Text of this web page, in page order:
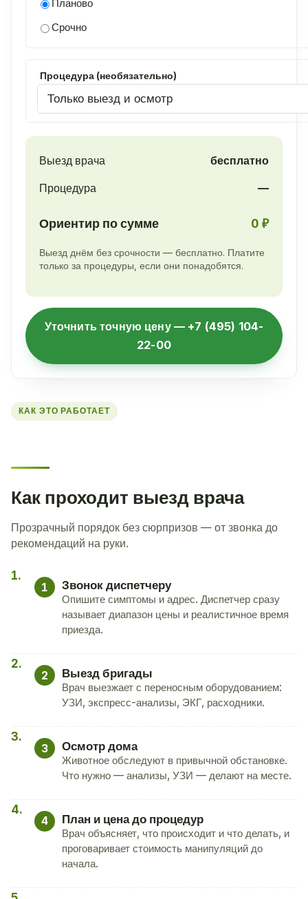
Планово
Срочно
Процедура (необязательно)
Выезд врача бесплатно
Процедура —
Ориентир по сумме 0 ₽
Выезд днём без срочности — бесплатно. Платите
только за процедуры, если они понадобятся.
Уточнить точную цену — +7 (495) 104-
22-00
КАК ЭТО РАБОТАЕТ
Как проходит выезд врача
Прозрачный порядок без сюрпризов — от звонка до
рекомендаций на руки.
1 Звонок диспетчеру
Опишите симптомы и адрес. Диспетчер сразу
называет диапазон цены и реалистичное время
приезда.
2 Выезд бригады
Врач выезжает с переносным оборудованием:
УЗИ, экспресс-анализы, ЭКГ, расходники.
3 Осмотр дома
Животное обследуют в привычной обстановке.
Что нужно — анализы, УЗИ — делают на месте.
4 План и цена до процедур
Врач объясняет, что происходит и что делать, и
проговаривает стоимость манипуляций до
начала.